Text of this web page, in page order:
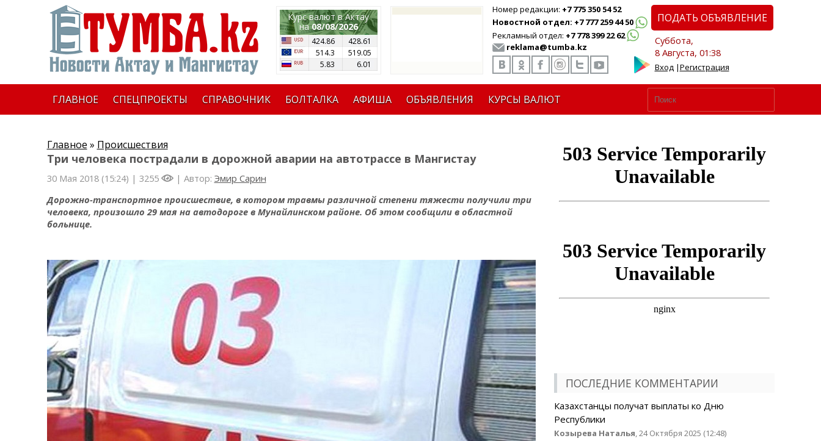
Курс валют в Актау
на08/08/2026
424.86
428.61
514.3
519.05
5.83
6.01
Номер редакции: +7 775 350 54 52
Новостной отдел: +7 777 259 44 50
Рекламный отдел: +7 778 399 22 62
reklama@tumba.kz
ПОДАТЬ ОБЪЯВЛЕНИЕ
Суббота,
8 Августа, 01:38
Вход|Регистрация
ГЛАВНОЕ СПЕЦПРОЕКТЫ СПРАВОЧНИК БОЛТАЛКА АФИША ОБЪЯВЛЕНИЯ КУРСЫ ВАЛЮТ
Главное » Происшествия
Три человека пострадали в дорожной аварии на автотрассе в Мангистау
30 Мая 2018 (15:24) | 3255 | Автор: Эмир Сарин
Дорожно-транспортное происшествие, в котором травмы различной степени тяжести получили три
человека, произошло 29 мая на автодороге в Мунайлинском районе. Об этом сообщили в областной
больнице.
ПОСЛЕДНИЕ КОММЕНТАРИИ
Казахстанцы получат выплаты ко Дню
Республики
Козырева Наталья, 24 Октября 2025 (12:48)